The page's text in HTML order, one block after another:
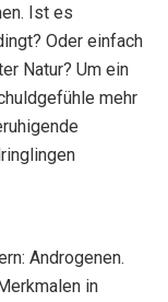
Ist es
Oder einfach
Natur? Um ein
mehr
Androgenen.
in